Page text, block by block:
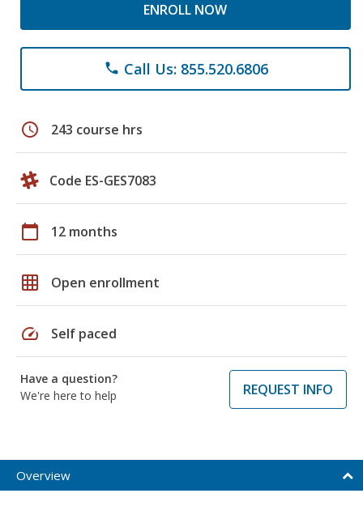
ENROLL NOW
phone Call Us: 855.520.6806
schedule 243 course hrs
Code ES-GES7083
calendar_today 12 months
grid_on Open enrollment
speed Self paced
Have a question?
We're here to help
REQUEST INFO
Overview